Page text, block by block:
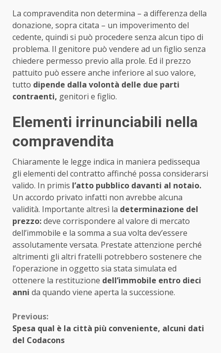
La compravendita non determina – a differenza della
donazione, sopra citata – un impoverimento del
cedente, quindi si può procedere senza alcun tipo di
problema. Il genitore può vendere ad un figlio senza
chiedere permesso previo alla prole. Ed il prezzo
pattuito può essere anche inferiore al suo valore,
tutto dipende dalla volontà delle due parti
contraenti, genitori e figlio.
Elementi irrinunciabili nella
compravendita
Chiaramente le legge indica in maniera pedissequa
gli elementi del contratto affinché possa considerarsi
valido. In primis l’atto pubblico davanti al notaio.
Un accordo privato infatti non avrebbe alcuna
validità. Importante altresì la determinazione del
prezzo:deve corrispondere al valore di mercato
dell’immobile e la somma a sua volta dev’essere
assolutamente versata. Prestate attenzione perché
altrimenti gli altri fratelli potrebbero sostenere che
l’operazione in oggetto sia stata simulata ed
ottenere la restituzione dell’immobile entro dieci
anni da quando viene aperta la successione.
Continue
Reading
Previous:
Spesa qual è la città più conveniente, alcuni dati
del Codacons